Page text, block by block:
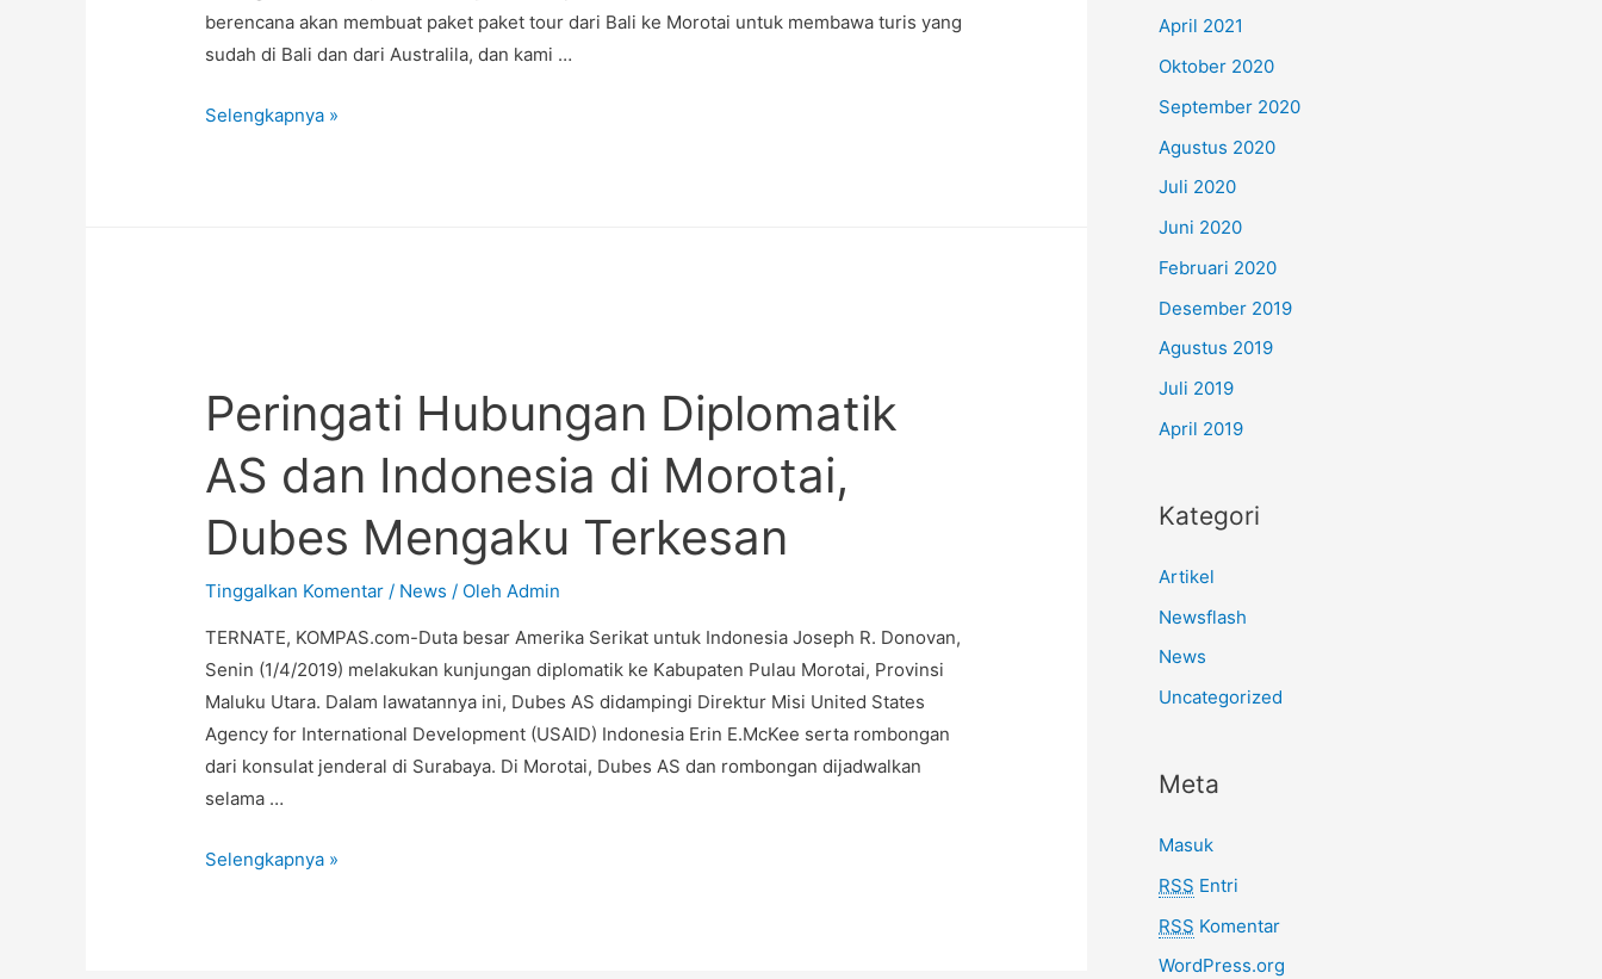
berencana akan membuat paket paket tour dari Bali ke Morotai untuk membawa turis yang
sudah di Bali dan dari Australila, dan kami …
Selengkapnya »
Peringati Hubungan Diplomatik
AS dan Indonesia di Morotai,
Dubes Mengaku Terkesan
Tinggalkan Komentar / News / Oleh Admin
TERNATE, KOMPAS.com-Duta besar Amerika Serikat untuk Indonesia Joseph R. Donovan,
Senin (1/4/2019) melakukan kunjungan diplomatik ke Kabupaten Pulau Morotai, Provinsi
Maluku Utara. Dalam lawatannya ini, Dubes AS didampingi Direktur Misi United States
Agency for International Development (USAID) Indonesia Erin E.McKee serta rombongan
dari konsulat jenderal di Surabaya. Di Morotai, Dubes AS dan rombongan dijadwalkan
selama …
Selengkapnya »
April 2021
Oktober 2020
September 2020
Agustus 2020
Juli 2020
Juni 2020
Februari 2020
Desember 2019
Agustus 2019
Juli 2019
April 2019
Kategori
Artikel
Newsflash
News
Uncategorized
Meta
Masuk
RSS Entri
RSS Komentar
WordPress.org